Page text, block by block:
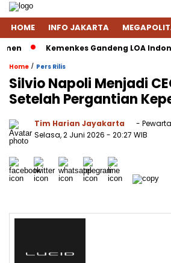
HOME INFO JAKARTA
Kemenkes Gandeng LOA Indonesia
Home / Pers Rilis
Silvio Napoli Menjadi
Setelah Pergantian
Tim Harian Jayakarta
- Pewarta
Selasa, 2 Juni 2026 - 20:27 WIB